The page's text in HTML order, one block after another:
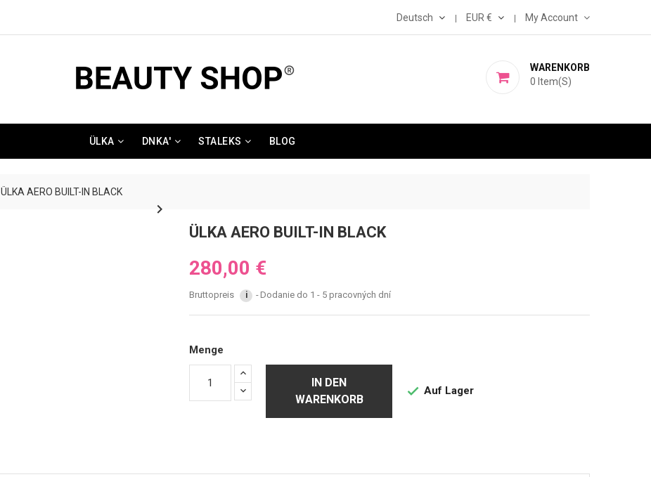
Deutsch EUR € My Account
WARENKORB
0 Item(s)
ÜLKA DNKA' STALEKS BLOG
ÜLKA AERO BUILT-IN BLACK

ÜLKA AERO BUILT-IN BLACK
280,00 €
Bruttopreis i Dodanie do 1 - 5 pracovných dní
Menge
IN DEN
WARENKORB
 Auf Lager